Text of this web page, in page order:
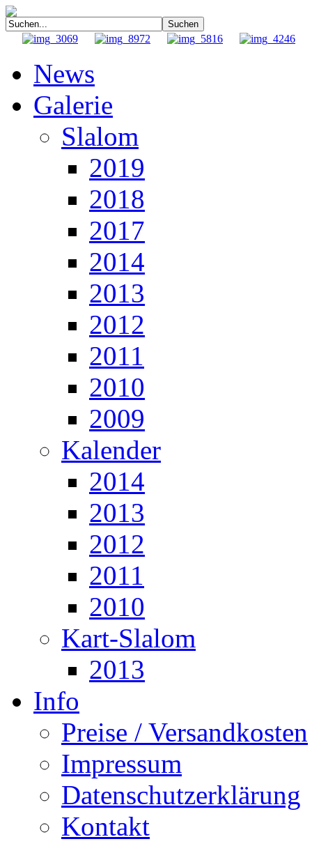
News
Galerie
Slalom
2019
2018
2017
2014
2013
2012
2011
2010
2009
Kalender
2014
2013
2012
2011
2010
Kart-Slalom
2013
Info
Preise / Versandkosten
Impressum
Datenschutzerklärung
Kontakt